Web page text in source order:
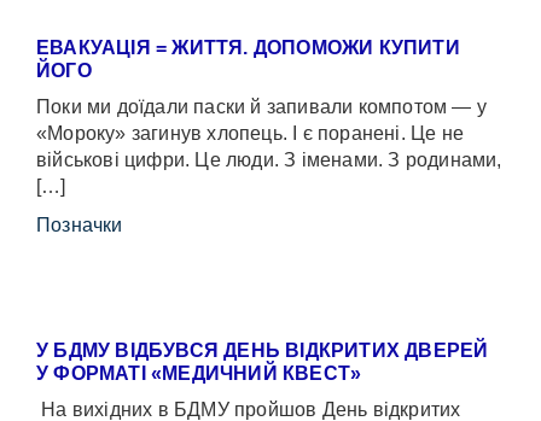
ЕВАКУАЦІЯ = ЖИТТЯ. ДОПОМОЖИ КУПИТИ
ЙОГО
Поки ми доїдали паски й запивали компотом — у
«Мороку» загинув хлопець. І є поранені. Це не
військові цифри. Це люди. З іменами. З родинами,
[…]
Позначки
У БДМУ ВІДБУВСЯ ДЕНЬ ВІДКРИТИХ ДВЕРЕЙ
У ФОРМАТІ «МЕДИЧНИЙ КВЕСТ»
На вихідних в БДМУ пройшов День відкритих